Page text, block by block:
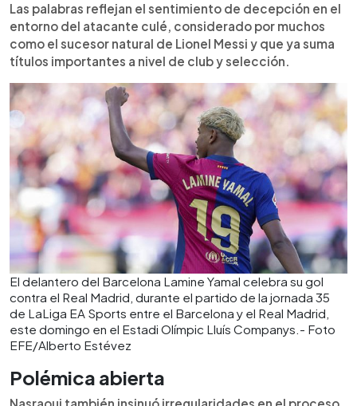
Las palabras reflejan el sentimiento de decepción en el
entorno del atacante culé, considerado por muchos
como el sucesor natural de Lionel Messi y que ya suma
títulos importantes a nivel de club y selección.
El delantero del Barcelona Lamine Yamal celebra su gol
contra el Real Madrid, durante el partido de la jornada 35
de LaLiga EA Sports entre el Barcelona y el Real Madrid,
este domingo en el Estadi Olímpic Lluís Companys.- Foto
EFE/Alberto Estévez
Polémica abierta
Nasraoui también insinuó irregularidades en el proceso